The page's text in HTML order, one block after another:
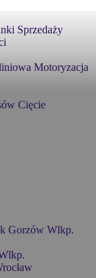
Sprzedaży
Motoryzacja
Cięcie
Gorzów Wlkp.